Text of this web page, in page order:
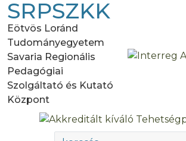
SRPSZKK
Eötvös Loránd
Tudományegyetem
Savaria Regionális
Pedagógiai
Szolgáltató és Kutató
Központ